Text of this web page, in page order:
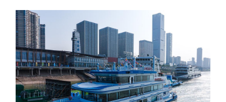
科技 科创
文化 书画 健康
访谈 视频 图片 政务
法律 中央文件 金融 汽车